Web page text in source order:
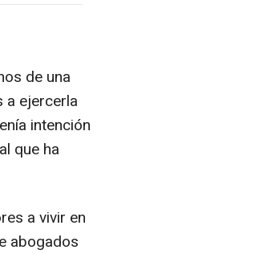
de una
a ejercerla
intención
que ha
a vivir en
abogados